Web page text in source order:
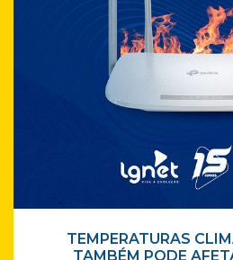
TEMPERATURAS
TAMBÉM PODE